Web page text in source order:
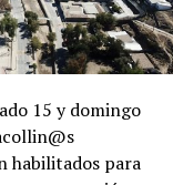
15 y domingo
habilitados para